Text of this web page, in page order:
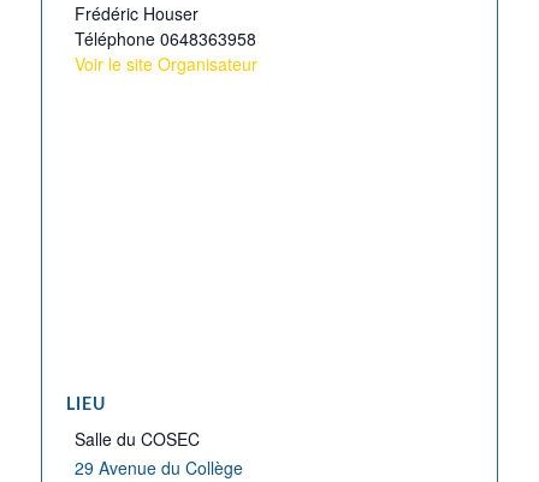
Frédéric Houser
Téléphone 0648363958
Voir le site Organisateur
LIEU
Salle du COSEC
29 Avenue du Collège